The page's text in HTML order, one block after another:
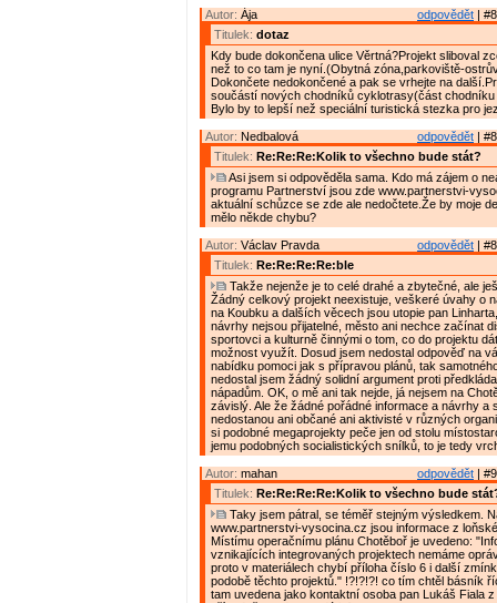
odpovědět |
Autor: Ája
Titulek: dotaz
Kdy bude dokončena ulice Věrtná?Projekt sliboval
než to co tam je nyní.(Obytná zóna,parkoviště-
Dokončete nedokončené a pak se vrhejte na
součástí nových chodníků cyklotrasy(část
Bylo by to lepší než speciální turistická stezka pro
odpovědět |
Autor: Nedbalová
Titulek: Re:Re:Re:Kolik to všechno bude stát?
Asi jsem si odpověděla sama. Kdo má zájem o
programu Partnerství jsou zde www.partnerstvi-
aktuální schůzce se zde ale nedočtete.Že by moje
mělo někde chybu?
odpovědět |
Autor: Václav Pravda
Titulek: Re:Re:Re:Re:ble
Takže nejenže je to celé drahé a zbytečné, ale
Žádný celkový projekt neexistuje, veškeré úvahy o
na Koubku a dalších věcech jsou utopie pan
návrhy nejsou přijatelné, město ani nechce začínat
sportovci a kulturně činnými o tom, co do projektu
možnost využít. Dosud jsem nedostal odpověď na
nabídku pomoci jak s přípravou plánů, tak
nedostal jsem žádný solidní argument proti
nápadům. OK, o mě ani tak nejde, já nejsem na
závislý. Ale že žádné pořádné informace a návrhy a
nedostanou ani občané ani aktivisté v různých
si podobné megaprojekty peče jen od stolu
jemu podobných socialistických snílků, to je tedy
odpovědět |
Autor: mahan
Titulek: Re:Re:Re:Re:Kolik to všechno bude
Taky jsem pátral, se téměř stejným výsledkem.
www.partnerstvi-vysocina.cz jsou informace z
Místímu operačnímu plánu Chotěboř je uvedeno:
vznikajících integrovaných projektech nemáme
proto v materiálech chybí příloha číslo 6 i další
podobě těchto projektů." !?!?!?! co tím chtěl básník
tam uvedena jako kontaktní osoba pan Lukáš Fiala